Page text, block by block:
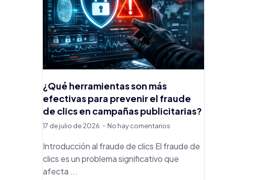
¿Qué herramientas son más
efectivas para prevenir el fraude
de clics en campañas publicitarias?
17 de julio de 2026 No hay comentarios
Introducción al fraude de clics El fraude de
clics es un problema significativo que
afecta ...